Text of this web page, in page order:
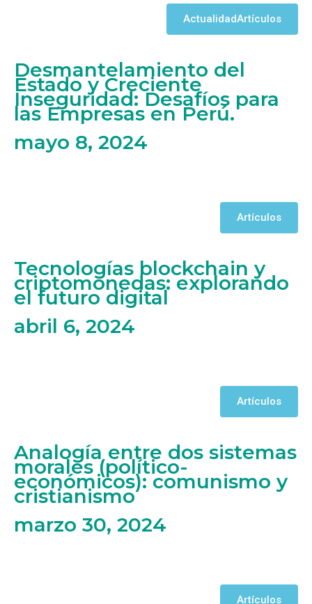
ActualidadArtículos
Desmantelamiento del
Estado y Creciente
Inseguridad: Desafíos para
las Empresas en Perú.
mayo 8, 2024
Artículos
Tecnologías blockchain y
criptomonedas: explorando
el futuro digital
abril 6, 2024
Artículos
Analogía entre dos sistemas
morales (político-
económicos): comunismo y
cristianismo
marzo 30, 2024
Artículos